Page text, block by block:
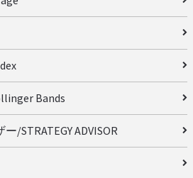
Bands
/STRATEGY ADVISOR